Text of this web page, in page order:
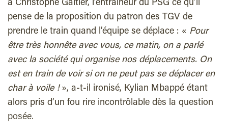
à Christophe Galtier, l’entraineur du PSG ce qu’il
pense de la proposition du patron des TGV de
prendre le train quand l’équipe se déplace : « Pour
être très honnête avec vous, ce matin, on a parlé
avec la société qui organise nos déplacements. On
est en train de voir si on ne peut pas se déplacer en
char à voile !», a-t-il ironisé, Kylian Mbappé étant
alors pris d’un fou rire incontrôlable dès la question
posée.